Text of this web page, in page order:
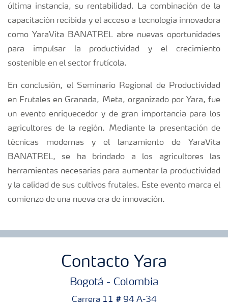
última instancia, su rentabilidad. La combinación de la
capacitación recibida y el acceso a tecnología innovadora
como YaraVita BANATREL abre nuevas oportunidades
para impulsar la productividad y el crecimiento
sostenible en el sector frutícola.
En conclusión, el Seminario Regional de Productividad
en Frutales en Granada, Meta, organizado por Yara, fue
un evento enriquecedor y de gran importancia para los
agricultores de la región. Mediante la presentación de
técnicas modernas y el lanzamiento de YaraVita
BANATREL, se ha brindado a los agricultores las
herramientas necesarias para aumentar la productividad
y la calidad de sus cultivos frutales. Este evento marca el
comienzo de una nueva era de innovación.
Contacto Yara
Bogotá - Colombia
Carrera 11 # 94 A-34